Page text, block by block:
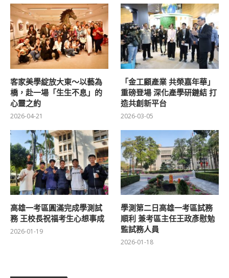
客家美學綻放大東～以藝為
橋，赴一場「生生不息」的
心靈之約
2026-04-21
「金工顧產業 共榮嘉年華」
重磅登場 深化產學研鏈結 打
造共創新平台
2026-03-05
高雄一考區圓滿完成學測試
務 王校長祝福考生心想事成
2026-01-19
學測第二日高雄一考區試務
順利 兼考區主任王政彥慰勉
監試務人員
2026-01-18